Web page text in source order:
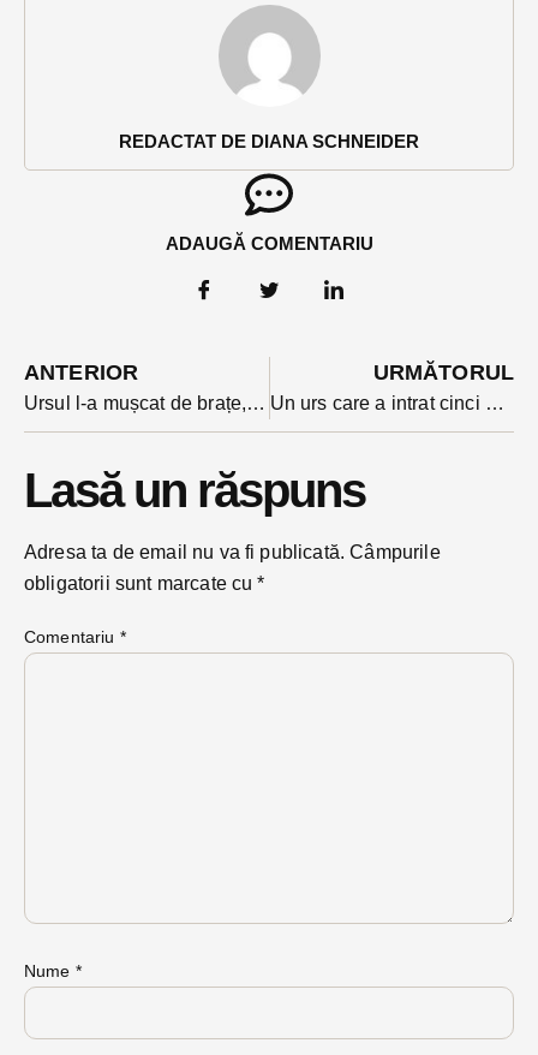
REDACTAT DE DIANA SCHNEIDER
ADAUGĂ COMENTARIU
ANTERIOR
Ursul l-a mușcat de brațe, picior și torace. Cum se simte acum bărbatul atacat la Bichigiu
URMĂTORUL
Un urs care a intrat cinci nopți consecutiv în curtea unei familii cu 5 copii din Archiud a fost împușcat. Ursul a ucis o oaie la prima apariție (VIDEO)
Lasă un răspuns
Adresa ta de email nu va fi publicată. Câmpurile
obligatorii sunt marcate cu*
Comentariu *
Nume *